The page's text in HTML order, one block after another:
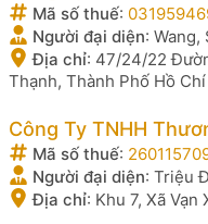
Mã số thuế:
Người đại diện: Wang,
Địa chỉ: 47/24/22
Thạnh, Thành Phố Hồ
Công Ty TNHH
Mã số thuế:
Người đại diện: Triệu
Địa chỉ: Khu 7, Xã